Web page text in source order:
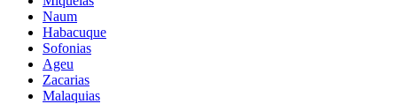
Naum
Habacuque
Sofonias
Ageu
Zacarias
Malaquias